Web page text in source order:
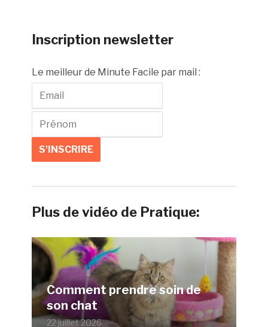
Inscription newsletter
Le meilleur de Minute Facile par mail :
Plus de vidéo de Pratique:
Comment prendre soin de
son chat
22 juillet 2026